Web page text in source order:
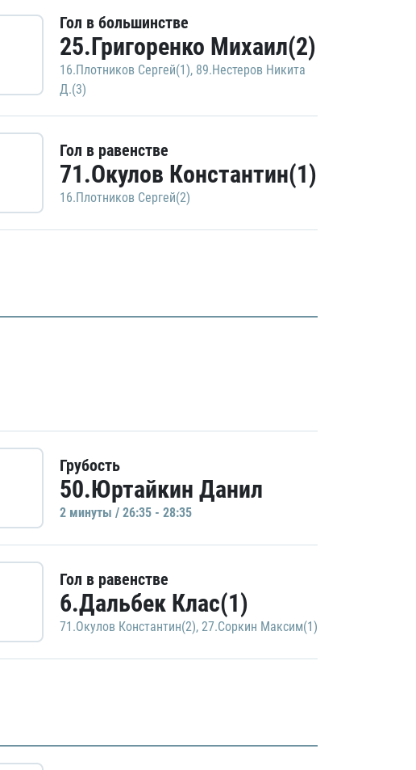
Гол в большинстве
25.Григоренко Михаил(2)
16.Плотников Сергей(1), 89.Нестеров Никита
Д.(3)
Гол в равенстве
71.Окулов Константин(1)
16.Плотников Сергей(2)
Грубость
50.Юртайкин Данил
2 минуты / 26:35 - 28:35
Гол в равенстве
6.Дальбек Клас(1)
71.Окулов Константин(2), 27.Соркин Максим(1)